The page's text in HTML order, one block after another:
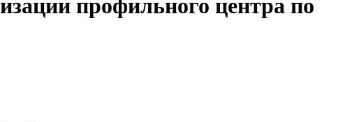
профильного центра по